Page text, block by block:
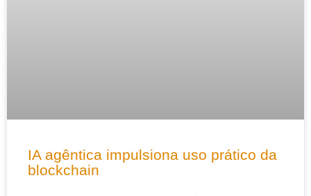
IA agêntica impulsiona uso prático da
blockchain